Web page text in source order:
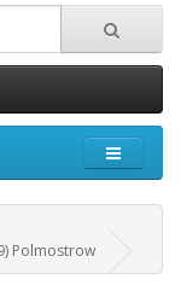
Polmostrow